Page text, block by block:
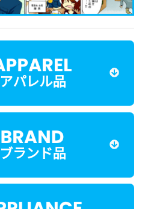
アパレル品
ブランド品